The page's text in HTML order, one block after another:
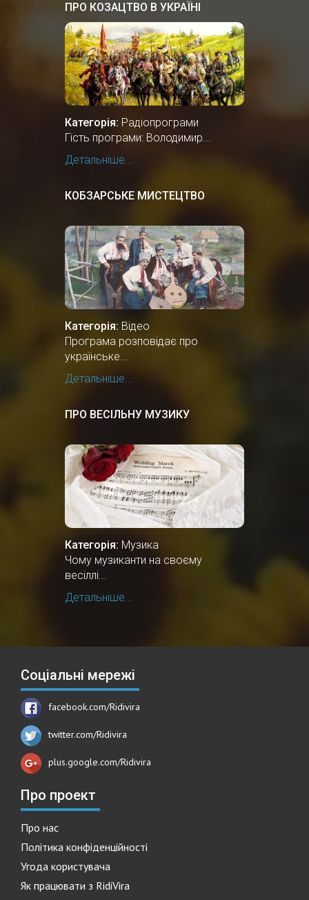
ПРО КОЗАЦТВО В УКРАЇНІ
Категорія: Радіопрограми
Гість програми: Володимир...
Детальніше...
КОБЗАРСЬКЕ МИСТЕЦТВО
Категорія: Відео
Програма розповідає про
українське...
Детальніше...
ПРО ВЕСІЛЬНУ МУЗИКУ
Категорія: Музика
Чому музиканти на своєму
весіллі...
Детальніше...
Соціальні мережі
facebook.com/Ridivira
twitter.com/Ridivira
plus.google.com/Ridivira
Про проект
Про нас
Політика конфіденційності
Угода користувача
Як працювати з RidiVira